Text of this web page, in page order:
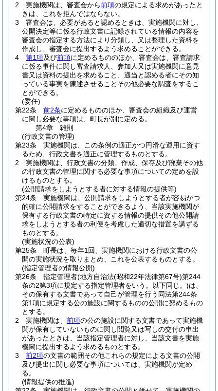
2 実施機関は、審査会から前項の規定による求めがあったと
きは、これを拒んではならない。
3
審査会は、必要があると認めるときは、実施機関に対し、
公開決定等に係る行政文書に記録されている情報の内容を
審査会の指定する方法により分類し、又は整理した資料を
作成し、審査会に提出するよう求めることができる。
4
第1項及び前項に定めるもののほか、審査会は、審査請求
に係る事件に関し審査請求人、参加人又は実施機関に意見
書又は資料の提出を求めること、適当と認める者にその知
っている事実を陳述させることその他必要な調査をするこ
とができる。
(委任)
第22条
前2条に定めるもののほか、審査会の組織及び運営
に関し必要な事項は、町長が別に定める。
第4章
雑則
(行政文書の管理)
第23条
実施機関は、この条例の適正かつ円滑な運用に資す
るため、行政文書を適正に管理するものとする。
2
実施機関は、行政文書の分類、作成、保存及び廃棄その他
の行政文書の管理に関する必要な事項についての定めを設
けるものとする。
(公開請求をしようとする者に対する情報の提供等)
第24条
実施機関は、公開請求をしようとする者が容易かつ
的確に公開請求をすることができるよう、当該実施機関が
保有する行政文書の特定に資する情報の提供その他公開請
求をしようとする者の利便を考慮した適切な措置を講ずる
ものとする。
(実施状況の公表)
第25条
町長は、毎年1回、実施機関における行政文書の公
開の実施状況を取りまとめ、これを公表するものとする。
(指定管理者の情報公開)
第26条
指定管理者(地方自治法(昭和22年法律第67号)第244
条の2第3項に規定する指定管理者をいう。以下同じ。)は、
その保有する文書であって自己が管理を行う同法第244条
第1項に規定する公の施設に関するものの公開に努めるもの
とする。
2
実施機関は、 前項の公の施設に関する文書であって実施機
関が保有していないものに関し閲覧又は写しの交付の申出
があったときは、当該指定管理者に対し、当該文書を実施
機関に提出するよう求めるものとする。
3
前2項の文書の範囲その他これらの規定による文書の公開
及び提出に関し必要な事項については、実施機関が定め
る。
(情報提供の推進)